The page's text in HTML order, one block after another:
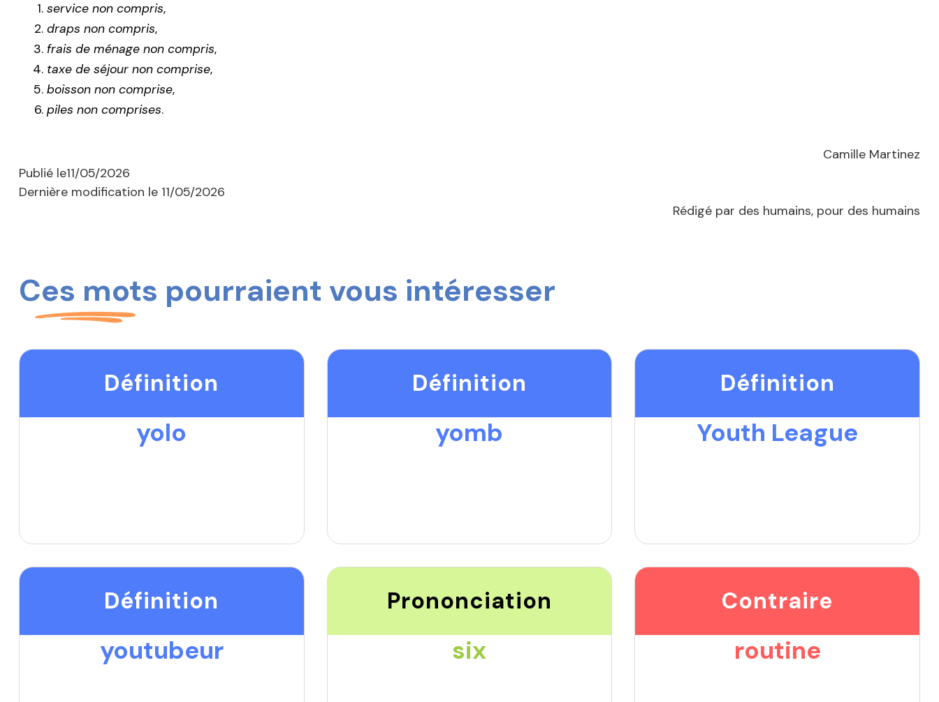
service non compris,
draps non compris,
frais de ménage non compris,
taxe de séjour non comprise,
boisson non comprise,
piles non comprises.
Camille Martinez
Publié le11/05/2026
Dernière modification le 11/05/2026
Rédigé par des humains, pour des humains
Ces mots pourraient vous intéresser
Définition
yolo
Définition
yomb
Définition
Youth League
Définition
youtubeur
Prononciation
six
Contraire
routine